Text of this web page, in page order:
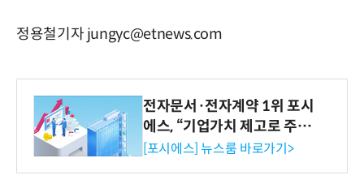
정용철기자 jungyc@etnews.com
전자문서·전자계약 1위 포시
에스, “기업가치 제고로 주주
환원 강화” 계획 공시
[포시에스] 뉴스룸 바로가기>